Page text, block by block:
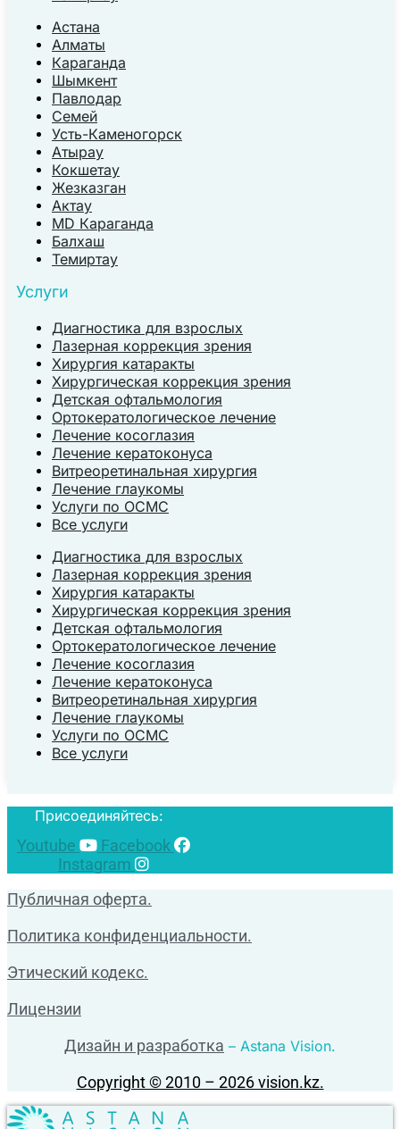
Астана
Алматы
Караганда
Шымкент
Павлодар
Семей
Усть-Каменогорск
Атырау
Кокшетау
Жезказган
Актау
MD Караганда
Балхаш
Темиртау
Услуги
Диагностика для взрослых
Лазерная коррекция зрения
Хирургия катаракты
Хирургическая коррекция зрения
Детская офтальмология
Ортокератологическое лечение
Лечение косоглазия
Лечение кератоконуса
Витреоретинальная хирургия
Лечение глаукомы
Услуги по ОСМС
Все услуги
Диагностика для взрослых
Лазерная коррекция зрения
Хирургия катаракты
Хирургическая коррекция зрения
Детская офтальмология
Ортокератологическое лечение
Лечение косоглазия
Лечение кератоконуса
Витреоретинальная хирургия
Лечение глаукомы
Услуги по ОСМС
Все услуги
Присоединяйтесь:
Youtube
Facebook
Instagram
Публичная оферта.
Политика конфиденциальности.
Этический кодекс.
Лицензии
Дизайн и разработка – Astana Vision.
Copyright © 2010 – 2026 vision.kz.